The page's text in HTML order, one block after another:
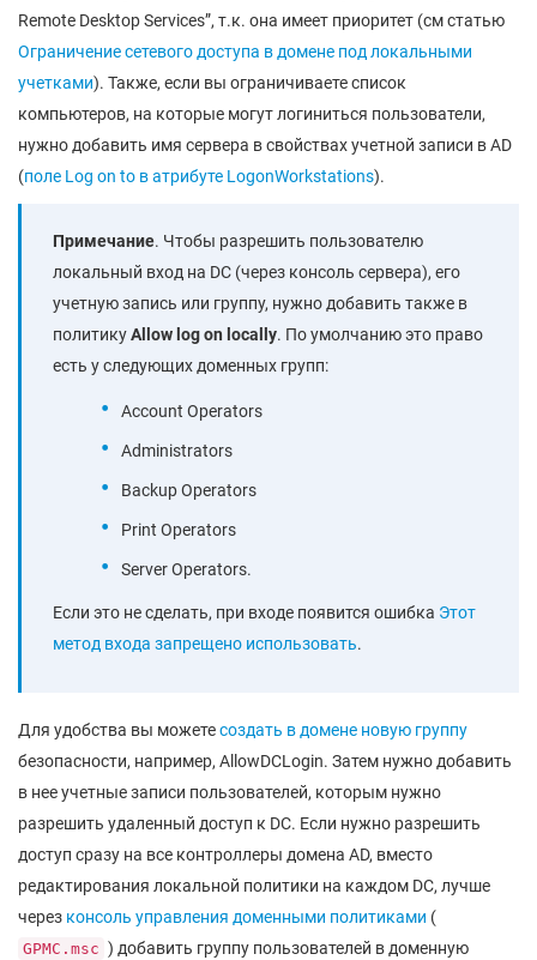
Remote Desktop Services”, т.к. она имеет приоритет (см статью
Ограничение сетевого доступа в домене под локальными
учетками). Также, если вы ограничиваете список
компьютеров, на которые могут логиниться пользователи,
нужно добавить имя сервера в свойствах учетной записи в AD
(поле Log on to в атрибуте LogonWorkstations).
Примечание. Чтобы разрешить пользователю
локальный вход на DC (через консоль сервера), его
учетную запись или группу, нужно добавить также в
политикуAllow logon locally. По умолчанию это право
есть у следующих доменных групп:
Account Operators
Administrators
Backup Operators
Print Operators
Server Operators.
Если это не сделать, при входе появится ошибка Этот
метод входа запрещено использовать.
Для удобства вы можетесоздать в домене новую группу
безопасности, например, AllowDCLogin. Затем нужно добавить
в нее учетные записи пользователей, которым нужно
разрешить удаленный доступ к DC. Если нужно разрешить
доступ сразу на все контроллеры домена AD, вместо
редактирования локальной политики на каждом DC, лучше
через консоль управления доменными политиками (
GPMC.msc ) добавить группу пользователей в доменную